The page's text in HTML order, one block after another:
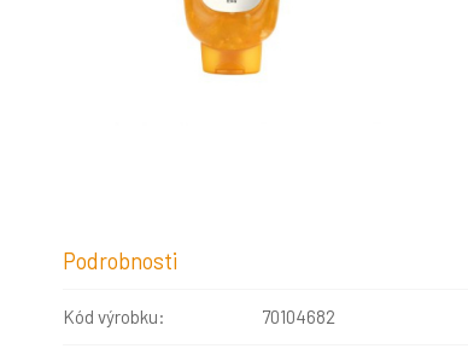
Podrobnosti
Kód výrobku: 70104682